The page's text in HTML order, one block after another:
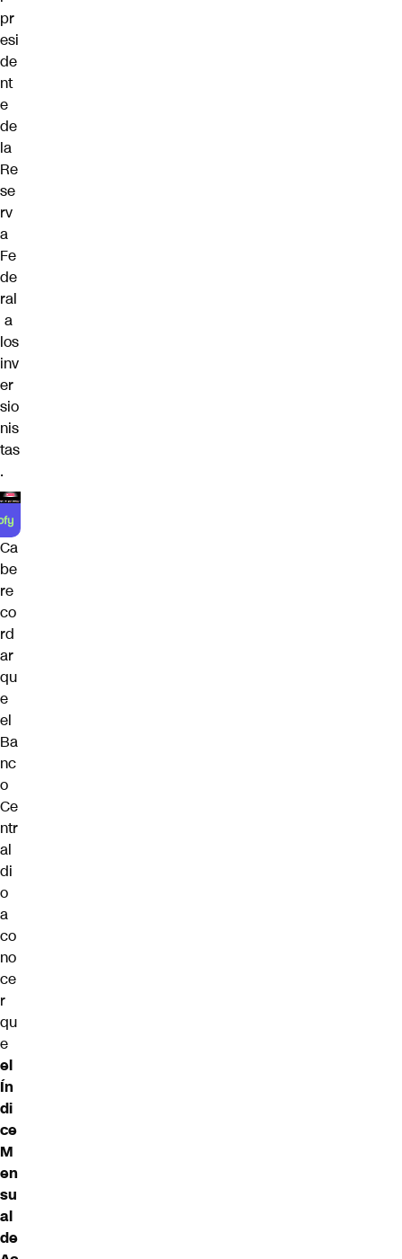
pr
esi
de
nt
e
de
la
Re
se
rv
a
Fe
de
ral
a
los
inv
er
sio
nis
tas
.
Ca
be
re
co
rd
ar
qu
e
el
Ba
nc
o
Ce
ntr
al
di
o
a
co
no
ce
r
qu
e
el
Ín
di
ce
M
en
su
al
de